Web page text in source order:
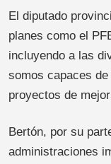
El diputado
planes como el
incluyendo a las
somos capaces
proyectos de
Bertón, por su
administraciones